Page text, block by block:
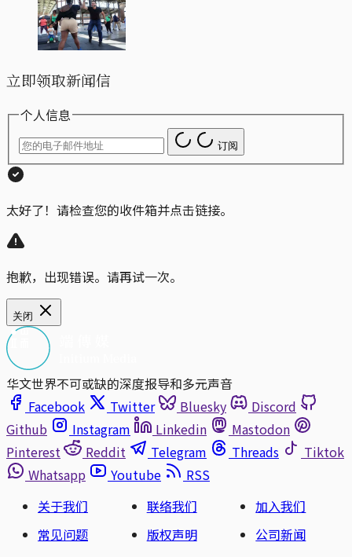
立即领取新闻信
个人信息
订阅
太好了！请检查您的收件箱并点击链接。
抱歉，出现错误。请再试一次。
关闭
华文世界不可或缺的深度报导和多元声音
Facebook
Twitter Bluesky
Discord
Github
Instagram Linkedin
Mastodon
Pinterest
Reddit Telegram Threads
Tiktok
Whatsapp
Youtube
RSS
关于我们
联络我们
加入我们
常见问题
版权声明
公司新闻